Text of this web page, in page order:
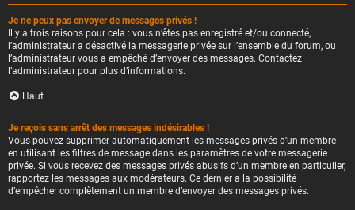
Je ne peux pas envoyer de messages privés !
Il y a trois raisons pour cela : vous n’êtes pas enregistré et/ou connecté,
l’administrateur a désactivé la messagerie privée sur l’ensemble du forum, ou
l’administrateur vous a empêché d’envoyer des messages. Contactez
l’administrateur pour plus d’informations.
Haut
Je reçois sans arrêt des messages indésirables !
Vous pouvez supprimer automatiquement les messages privés d’un membre
en utilisant les filtres de message dans les paramètres de votre messagerie
privée. Si vous recevez des messages privés abusifs d’un membre en particulier,
rapportez les messages aux modérateurs. Ce dernier a la possibilité
d’empêcher complètement un membre d’envoyer des messages privés.